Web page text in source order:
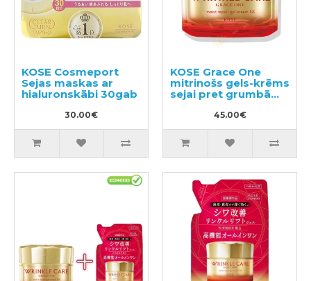
KOSE Cosmeport
Sejas maskas ar
hialuronskābi 30gab
30.00€
KOSE Grace One
mitrinošs gels-krēms
sejai pret grumbām
45.00€